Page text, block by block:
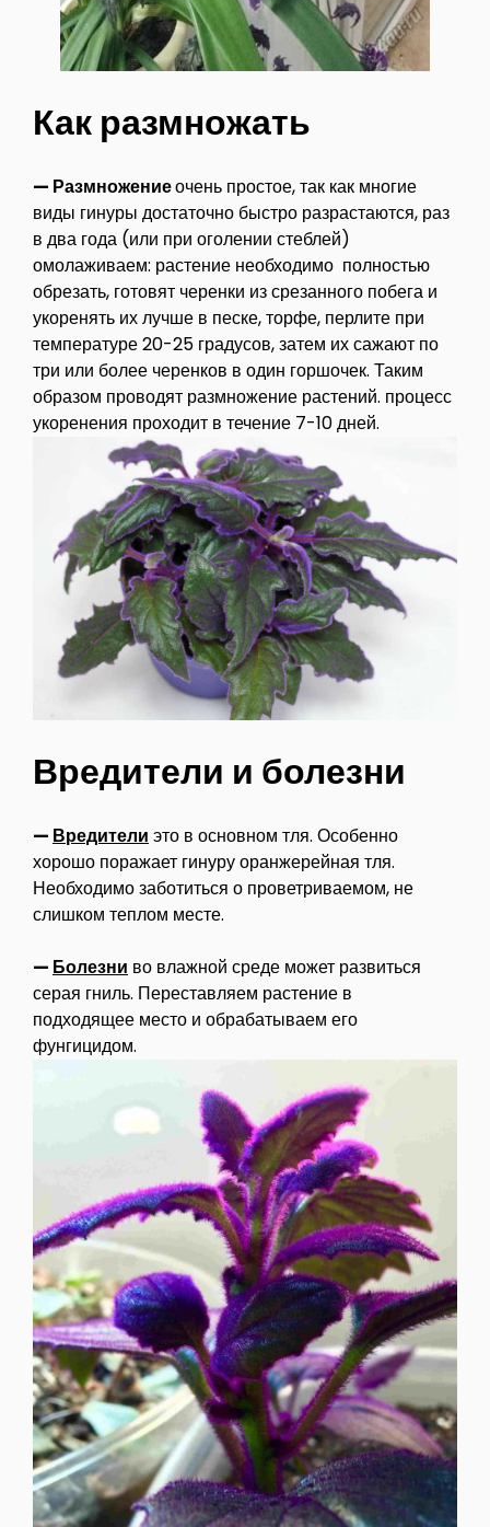
Как размножать
— Размножениеочень простое, так как многие
виды гинуры достаточно быстро разрастаются, раз
в два года (или при оголении стеблей)
омолаживаем: растение необходимо полностью
обрезать, готовят черенки из срезанного побега и
укоренять их лучше в песке, торфе, перлите при
температуре 20-25 градусов, затем их сажают по
три или более черенков в один горшочек. Таким
образом проводят размножение растений. процесс
укоренения проходит в течение 7-10 дней.
Вредители и болезни
— Вредители это в основном тля. Особенно
хорошо поражает гинуру оранжерейная тля.
Необходимо заботиться о проветриваемом, не
слишком теплом месте.
— Болезни во влажной среде может развиться
серая гниль. Переставляем растение в
подходящее место и обрабатываем его
фунгицидом.